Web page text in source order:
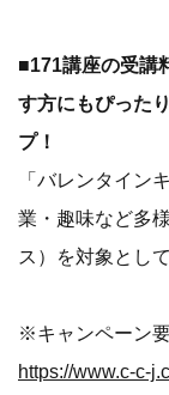
■171講座の受講
す方にもぴった
プ！
「バレンタイン
業・趣味など多
ス）を対象とし
※キャンペーン
https://www.c-c-